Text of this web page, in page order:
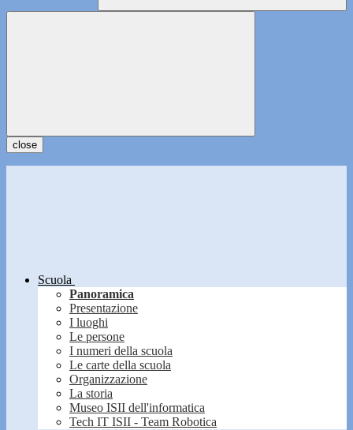
close
Scuola
Panoramica
Presentazione
I luoghi
Le persone
I numeri della scuola
Le carte della scuola
Organizzazione
La storia
Museo ISII dell'informatica
Tech IT ISII - Team Robotica